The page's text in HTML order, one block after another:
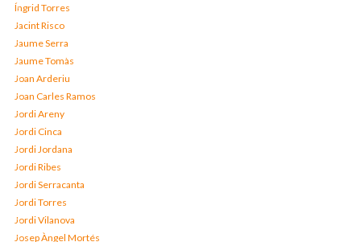
Íngrid Torres
Jacint Risco
Jaume Serra
Jaume Tomàs
Joan Arderiu
Joan Carles Ramos
Jordi Areny
Jordi Cinca
Jordi Jordana
Jordi Ribes
Jordi Serracanta
Jordi Torres
Jordi Vilanova
Josep Àngel Mortés